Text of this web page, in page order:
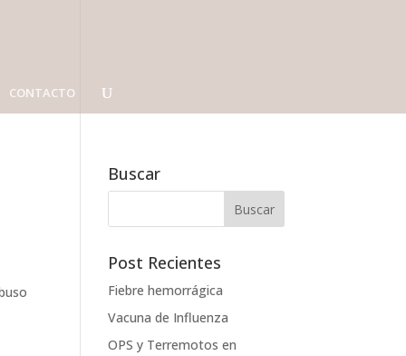
CONTACTO
Buscar
Post Recientes
Fiebre hemorrágica
Vacuna de Influenza
OPS y Terremotos en